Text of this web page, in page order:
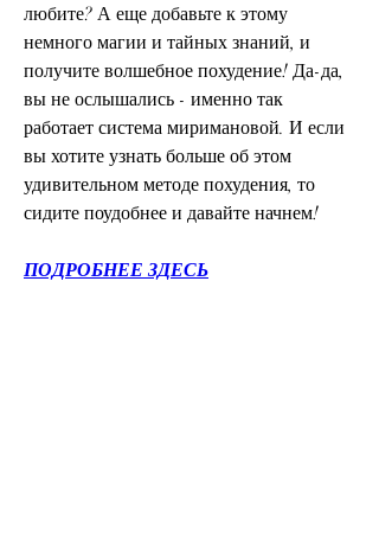
любите? А еще добавьте к этому
немного магии и тайных знаний, и
получите волшебное похудение! Да-да,
вы не ослышались - именно так
работает система миримановой. И если
вы хотите узнать больше об этом
удивительном методе похудения, то
сидите поудобнее и давайте начнем!
ПОДРОБНЕЕ ЗДЕСЬ